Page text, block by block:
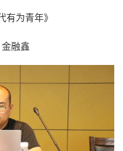
有为青年》
融鑫